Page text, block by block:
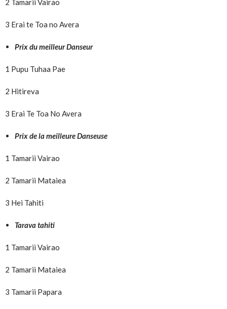
2 Tamarii Vairao
3 Erai te Toa no Avera
Prix du meilleur Danseur
1 Pupu Tuhaa Pae
2 Hitireva
3 Erai Te Toa No Avera
Prix de la meilleure Danseuse
1 Tamarii Vairao
2 Tamarii Mataiea
3 Hei Tahiti
Tarava tahiti
1 Tamarii Vairao
2 Tamarii Mataiea
3 Tamarii Papara